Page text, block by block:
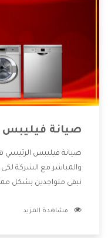
صيانة فيليبس
صيانة فيليبس الرئيسي
والمباشر مع الشركة
نبقى متواجدين بشكل
الشركة بها والتى تكون
مشاهدة المزيد